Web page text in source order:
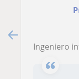
Ingeniero informático